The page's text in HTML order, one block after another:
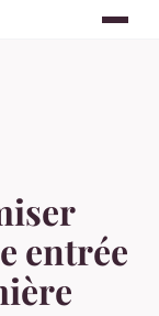
entrée